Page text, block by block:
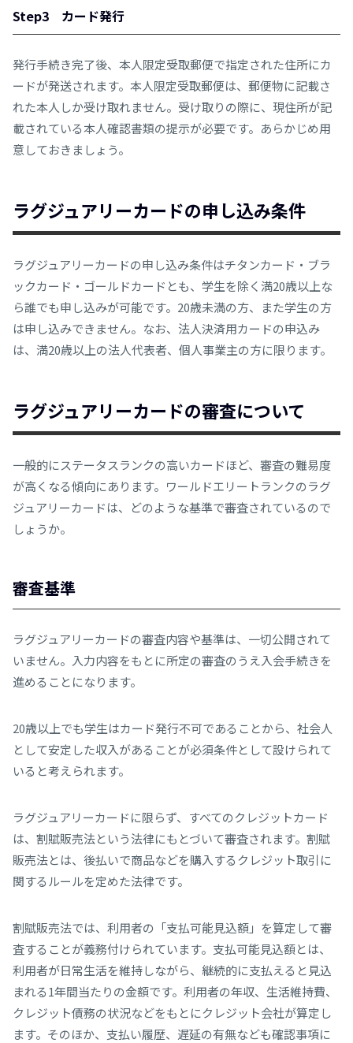
Step3 カード発行
発行手続き完了後、本人限定受取郵便で指定された住所にカ
ードが発送されます。本人限定受取郵便は、郵便物に記載さ
れた本人しか受け取れません。受け取りの際に、現住所が記
載されている本人確認書類の提示が必要です。あらかじめ用
意しておきましょう。
ラグジュアリーカードの申し込み条件
ラグジュアリーカードの申し込み条件はチタンカード・ブラ
ックカード・ゴールドカードとも、学生を除く満20歳以上な
ら誰でも申し込みが可能です。20歳未満の方、また学生の方
は申し込みできません。なお、法人決済用カードの申込み
は、満20歳以上の法人代表者、個人事業主の方に限ります。
ラグジュアリーカードの審査について
一般的にステータスランクの高いカードほど、審査の難易度
が高くなる傾向にあります。ワールドエリートランクのラグ
ジュアリーカードは、どのような基準で審査されているので
しょうか。
審査基準
ラグジュアリーカードの審査内容や基準は、一切公開されて
いません。入力内容をもとに所定の審査のうえ入会手続きを
進めることになります。
20歳以上でも学生はカード発行不可であることから、社会人
として安定した収入があることが必須条件として設けられて
いると考えられます。
ラグジュアリーカードに限らず、すべてのクレジットカード
は、割賦販売法という法律にもとづいて審査されます。割賦
販売法とは、後払いで商品などを購入するクレジット取引に
関するルールを定めた法律です。
割賦販売法では、利用者の「支払可能見込額」を算定して審
査することが義務付けられています。支払可能見込額とは、
利用者が日常生活を維持しながら、継続的に支払えると見込
まれる1年間当たりの金額です。利用者の年収、生活維持費、
クレジット債務の状況などをもとにクレジット会社が算定し
ます。そのほか、支払い履歴、遅延の有無なども確認事項に